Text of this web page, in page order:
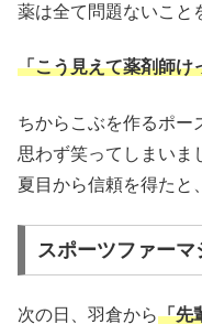
薬は全て問題ないこと
「こう見えて薬剤師け
ちからこぶを作るポー
思わず笑ってしまいま
夏目から信頼を得たと
スポーツファー
次の日、羽倉から「先